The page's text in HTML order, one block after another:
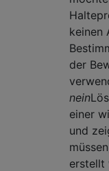
keinen
der
nein
einer
und
erstellt